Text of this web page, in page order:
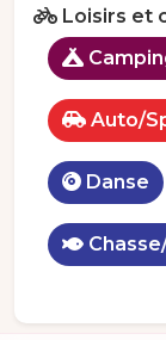
Loisirs et
Auto/
Danse